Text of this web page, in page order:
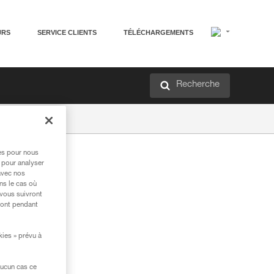
SERVICE CLIENTS TÉLÉCHARGEMENTS
Recherche
pour nous
analyser
nos
le cas où
suivront
pendant
» prévu à
cas ce